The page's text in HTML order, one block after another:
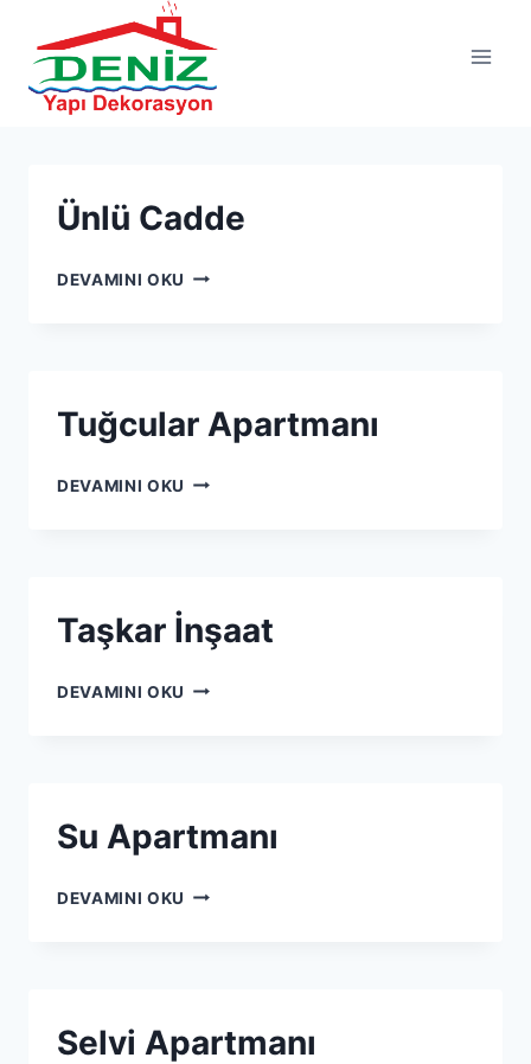
Ünlü Cadde
DEVAMINI OKU
Tuğcular Apartmanı
DEVAMINI OKU
Taşkar İnşaat
DEVAMINI OKU
Su Apartmanı
DEVAMINI OKU
Selvi Apartmanı